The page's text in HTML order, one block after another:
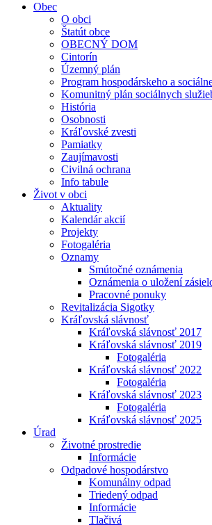
Obec
O obci
Štatút obce
OBECNÝ DOM
Cintorín
Územný plán
Program hospodárskeho a
Komunitný plán sociálnych
História
Osobnosti
Kráľovské zvesti
Pamiatky
Zaujímavosti
Civilná ochrana
Info tabule
Život v obci
Aktuality
Kalendár akcií
Projekty
Fotogaléria
Oznamy
Smútočné oznámenia
Oznámenia o uložení
Pracovné ponuky
Revitalizácia Sigotky
Kráľovská slávnosť
Kráľovská slávnosť 2017
Kráľovská slávnosť 2019
Fotogaléria
Kráľovská slávnosť 2022
Fotogaléria
Kráľovská slávnosť 2023
Fotogaléria
Kráľovská slávnosť 2025
Úrad
Životné prostredie
Informácie
Odpadové hospodárstvo
Komunálny odpad
Triedený odpad
Informácie
Tlačivá